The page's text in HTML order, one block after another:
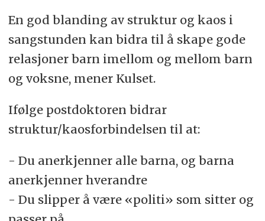
En god blanding av struktur og kaos i
sangstunden kan bidra til å skape gode
relasjoner barn imellom og mellom barn
og voksne, mener Kulset.
Ifølge postdoktoren bidrar
struktur/kaosforbindelsen til at:
- Du anerkjenner alle barna, og barna
anerkjenner hverandre
- Du slipper å være «politi» som sitter og